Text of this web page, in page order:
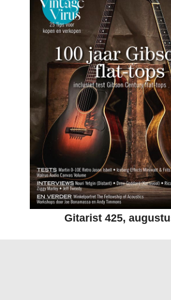
Gitarist 425,